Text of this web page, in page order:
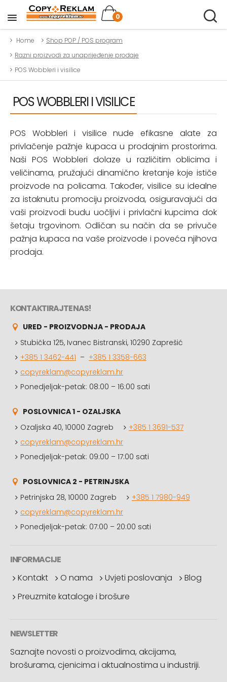
0
Home
Shop POP / POS program
Razni proizvodi za unaprijeđenje prodaje
POS Wobbleri i visilice
POS WOBBLERI I VISILICE
POS Wobbleri i visilice nude efikasne alate za
privlačenje pažnje kupaca u prodajnim prostorima.
Naši POS Wobbleri dolaze u različitim oblicima i
veličinama, pružajući dinamično kretanje koje ističe
proizvode na policama. Također, visilice su idealne
za istaknutu promociju proizvoda, osiguravajući da
vaši proizvodi budu uočljivi i privlačni kupcima dok
šetaju trgovinom. Odličan su način da se privuče
pažnja kupaca na vaše proizvode i poveća njihova
prodaja.
KONTAKTIRAJTE NAS!
URED - PROIZVODNJA - PRODAJA
Stubička 125, Ivanec Bistranski, 10290 Zaprešić
+385 1 3462-441 – +385 1 3358-663
copyreklam@copyreklam.hr
Ponedjeljak-petak: 08:00 – 16:00 sati
POSLOVNICA 1 - OZALJSKA
Ozaljska 40, 10000 Zagreb
+385 1 3691-537
copyreklam@copyreklam.hr
Ponedjeljak-petak: 09:00 – 17:00 sati
POSLOVNICA 2 - PETRINJSKA
Petrinjska 28, 10000 Zagreb
+385 1 7980-949
copyreklam@copyreklam.hr
Ponedjeljak-petak: 07:00 – 20:00 sati
INFORMACIJE
Kontakt
O nama Uvjeti poslovanja
Blog
Preuzmite kataloge i brošure
NEWSLETTER
Saznajte novosti o proizvodima, akcijama,
brošurama, cjenicima i aktualnostima u industriji.